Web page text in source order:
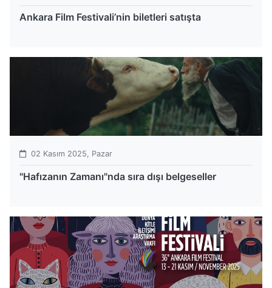
Ankara Film Festivali’nin biletleri satışta
02 Kasım 2025, Pazar
"Hafızanın Zamanı"nda sıra dışı belgeseller